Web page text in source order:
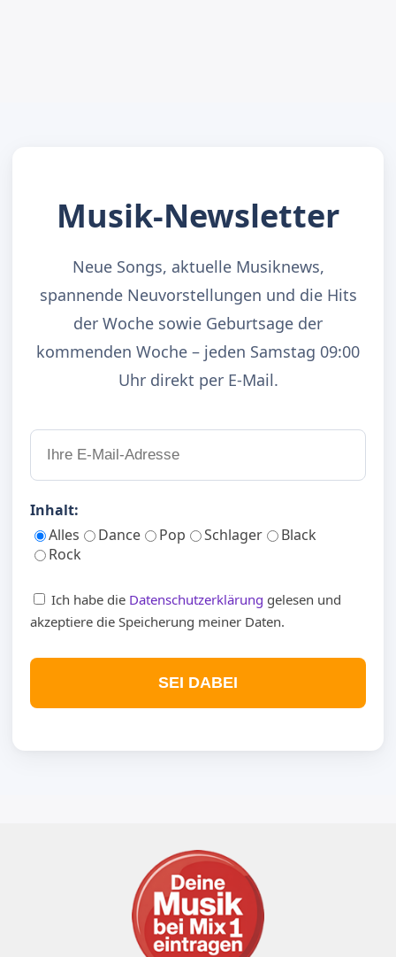
Musik-Newsletter
Neue Songs, aktuelle Musiknews,
spannende Neuvorstellungen und die Hits
der Woche sowie Geburtsage der
kommenden Woche – jeden Samstag 09:00
Uhr direkt per E-Mail.
Inhalt:
Alles
Dance Pop Schlager
Black
Rock
Ich habe die Datenschutzerklärung gelesen und
akzeptiere die Speicherung meiner Daten.
SEI DABEI